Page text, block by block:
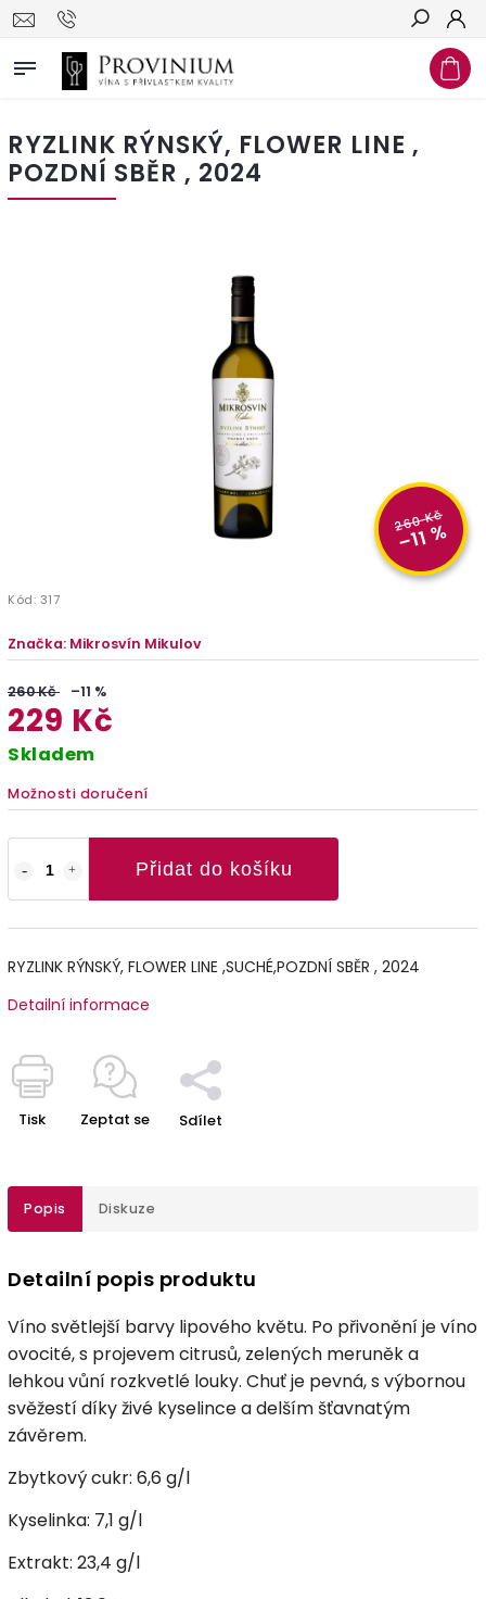
Hledat
RYZLINK RÝNSKÝ, FLOWER LINE ,
POZDNÍ SBĚR , 2024
260 Kč
–11 %
Kód: 317
Značka: Mikrosvín Mikulov
260 Kč –11 %
229 Kč
Skladem
Možnosti doručení
Přidat do košíku
RYZLINK RÝNSKÝ, FLOWER LINE ,SUCHÉ,POZDNÍ SBĚR , 2024
Detailní informace
Tisk Zeptat se Sdílet
Popis Diskuze
Detailní popis produktu
Víno světlejší barvy lipového květu. Po přivonění je víno
ovocité, s projevem citrusů, zelených meruněk a
lehkou vůní rozkvetlé louky. Chuť je pevná, s výbornou
svěžestí díky živé kyselince a delším šťavnatým
závěrem.
Zbytkový cukr: 6,6 g/l
Kyselinka: 7,1 g/l
Extrakt: 23,4 g/l